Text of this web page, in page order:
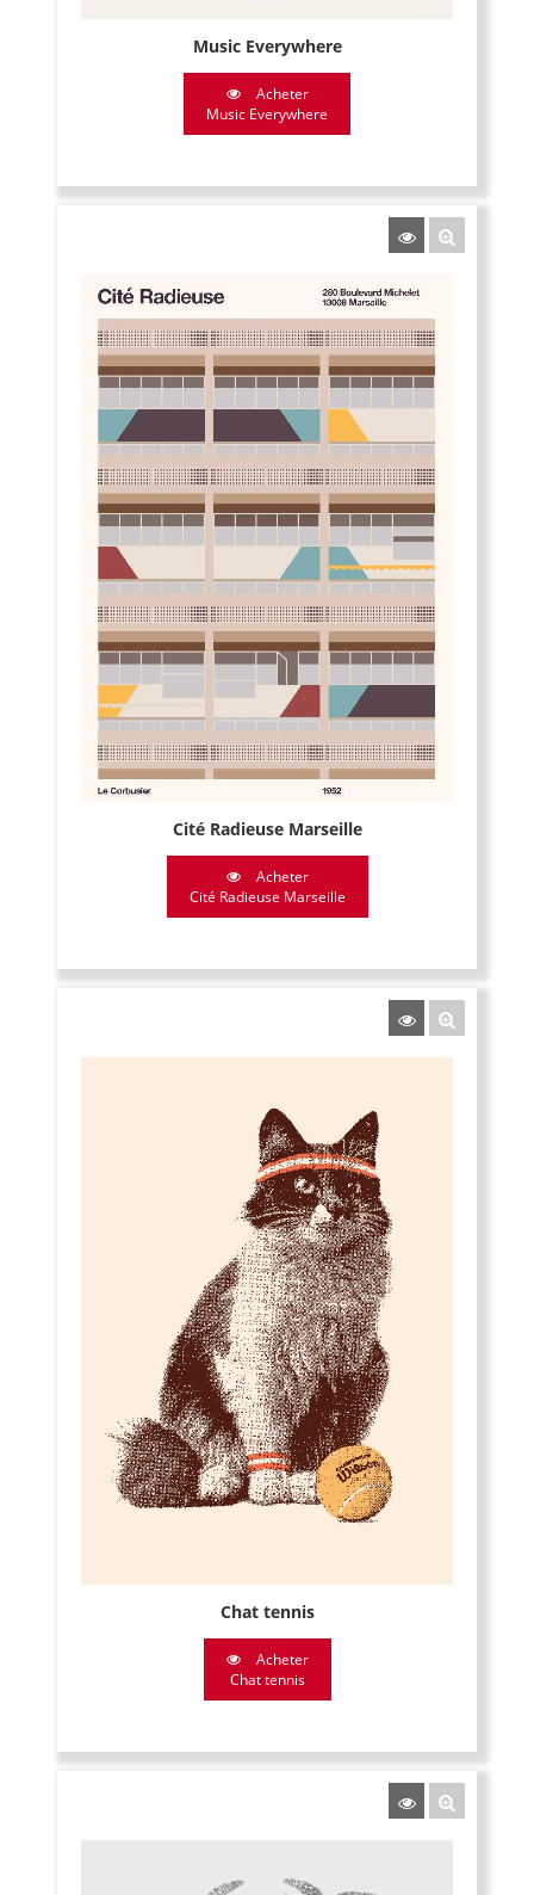
Music Everywhere
Acheter
Music Everywhere
Cité Radieuse Marseille
Acheter
Cité Radieuse Marseille
Chat tennis
Acheter
Chat tennis